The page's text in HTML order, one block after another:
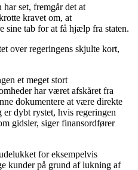
set, fremgår det at
kravet om, at
sine tab for at få hjælp fra staten.
over regeringens skjulte kort,
et meget stort
har været afskåret fra
dokumentere at være direkte
dybt rystet, hvis regeringen
gidsler, siger finansordfører
for eksempelvis
kunder på grund af lukning af